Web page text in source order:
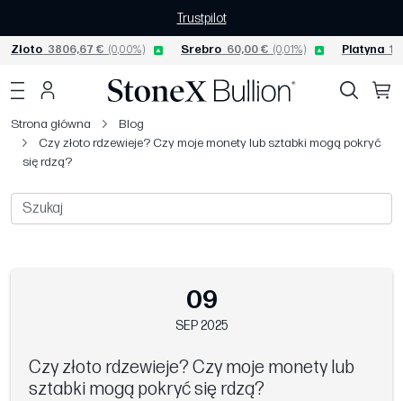
Trustpilot
Złoto 3806,67 € (0,00%) Srebro 60,00 € (0,01%) Platyna
Strona główna
Blog
Czy złoto rdzewieje? Czy moje monety lub sztabki mogą pokryć
się rdzą?
09
SEP 2025
Czy złoto rdzewieje? Czy moje monety lub
sztabki mogą pokryć się rdzą?